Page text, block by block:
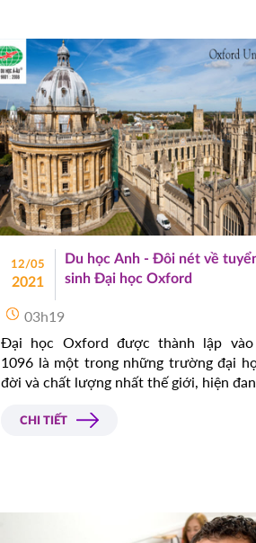
12/05
2021
Du học Anh - Đôi nét về
sinh Đại học Oxford
03h19
Đại học Oxford được thành lập vào
1096 là một trong những trường đại
đời và chất lượng nhất thế giới, hiện
học.CHI TIẾT